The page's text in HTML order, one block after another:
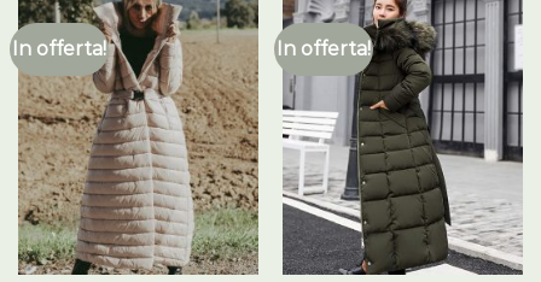
In offerta! In offerta!